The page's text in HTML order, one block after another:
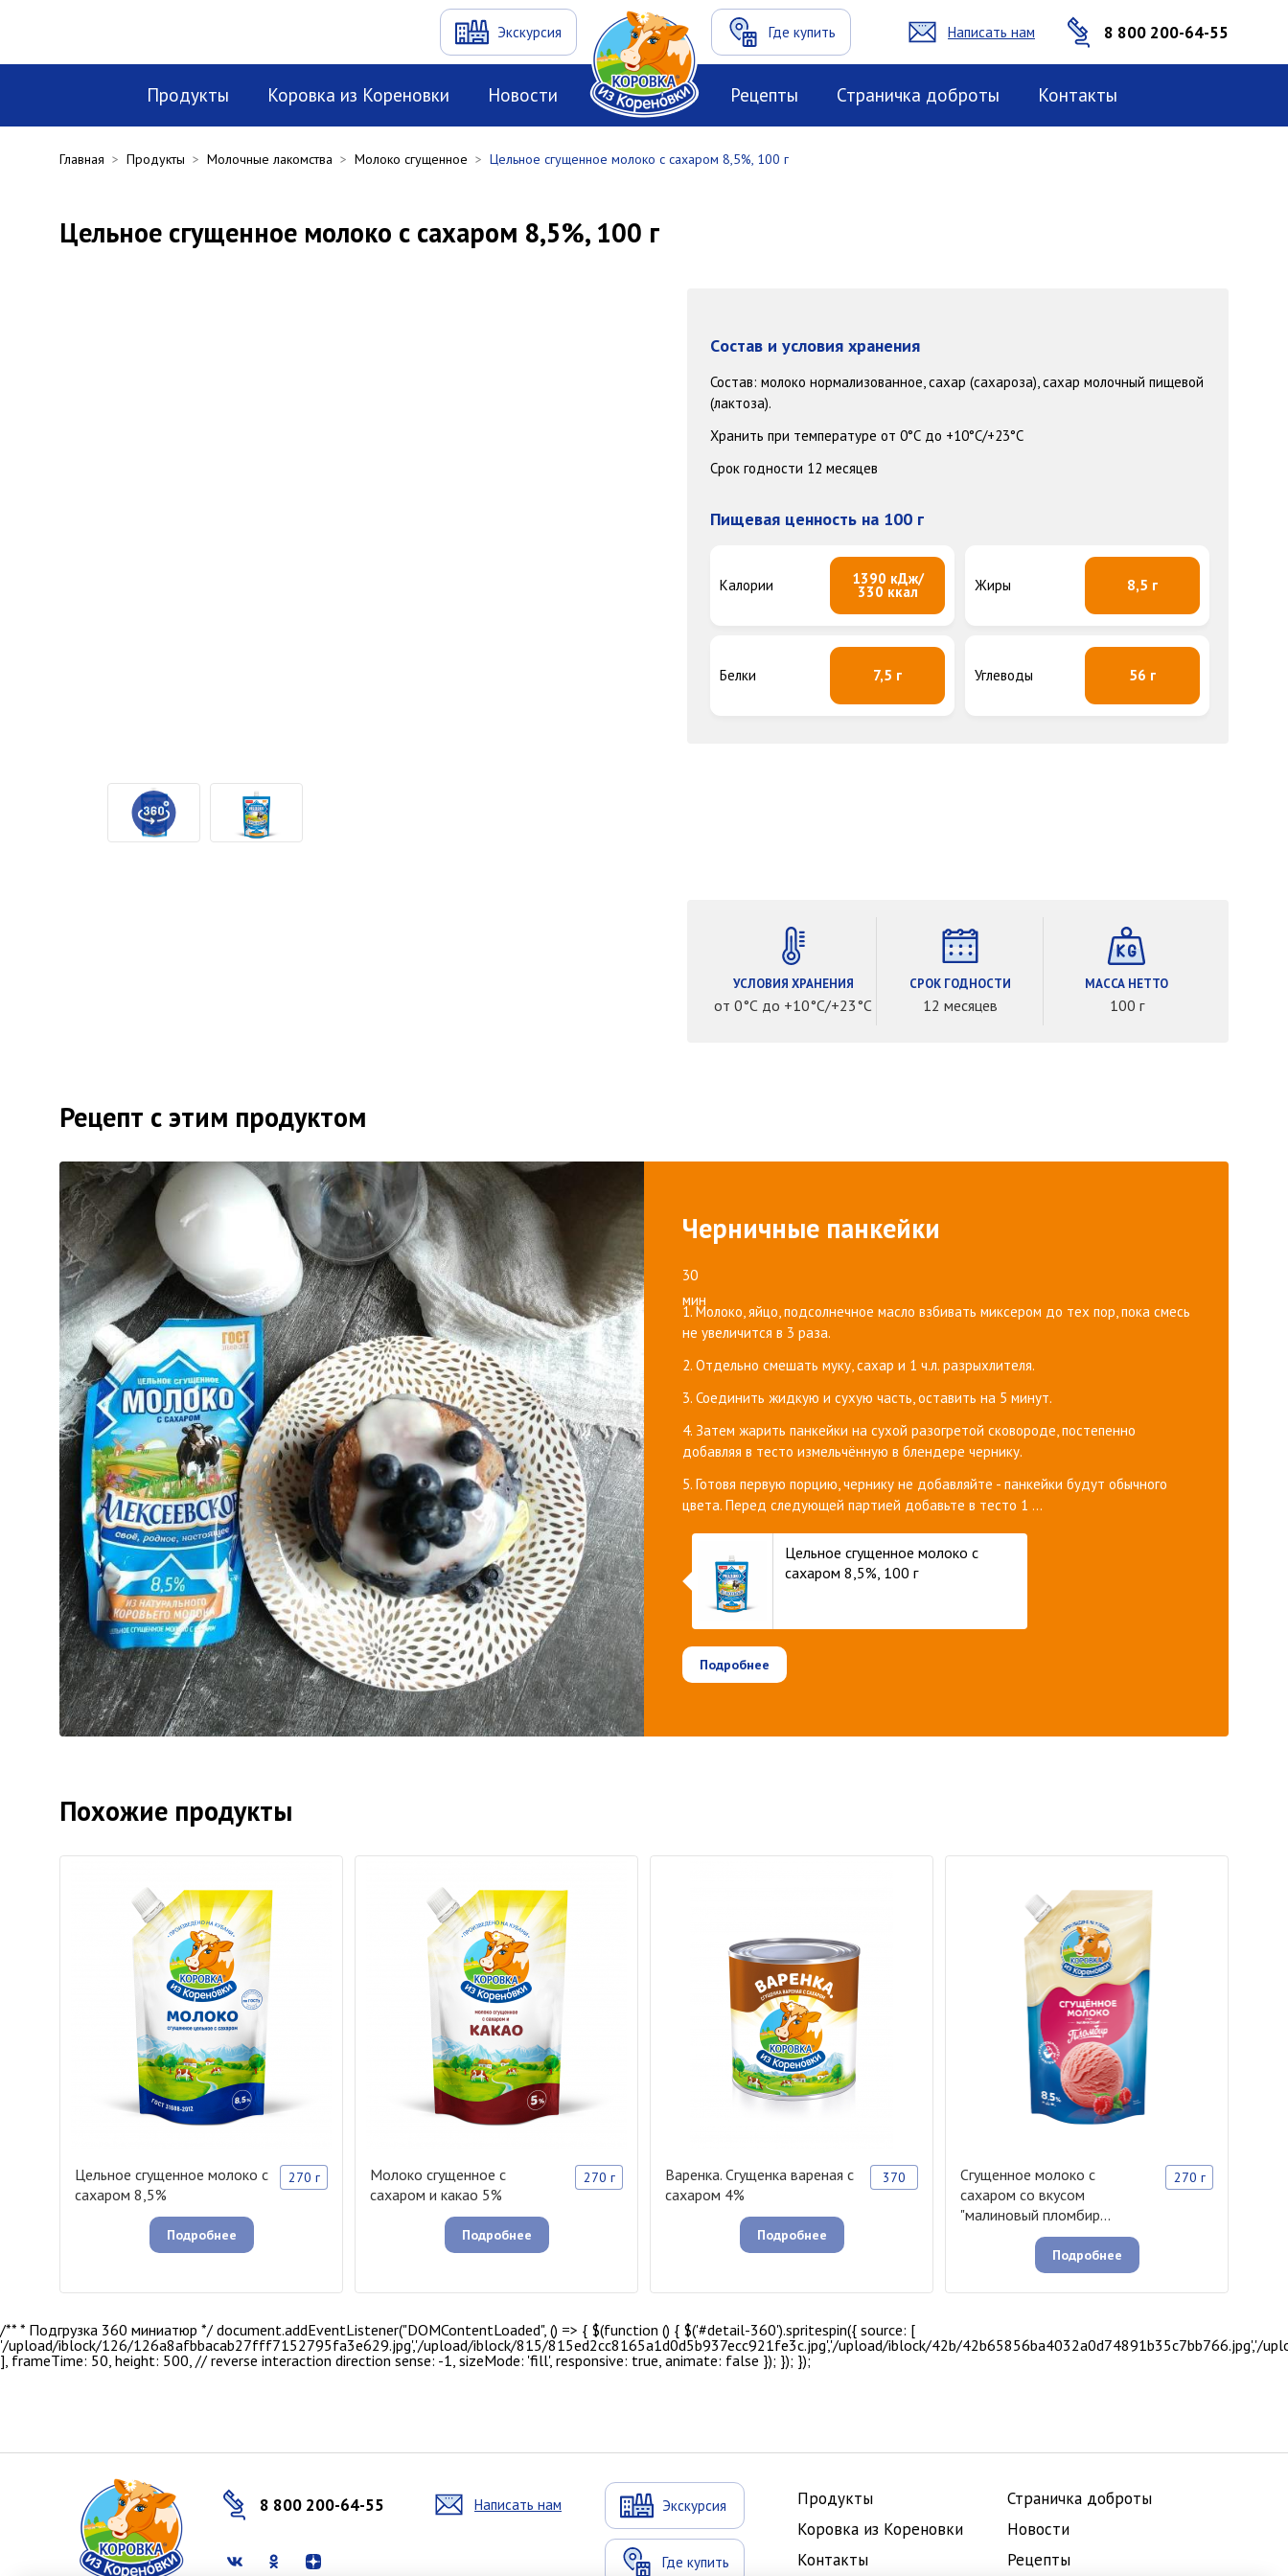
Экскурсия Где купить Написать нам 8 800 200-64-55
Продукты Коровка из Кореновки Новости Рецепты Страничка доброты Контакты
Главная > Продукты > Молочные лакомства > Молоко сгущенное > Цельное сгущенное молоко с сахаром 8,5%, 100 г
Цельное сгущенное молоко с сахаром 8,5%, 100 г
Cостав и условия хранения
Состав: молоко нормализованное, сахар (сахароза), сахар молочный пищевой
(лактоза).
Хранить при температуре от 0°С до +10°С/+23°С
Срок годности 12 месяцев
Пищевая ценность на 100 г
Калории 1390 кДж/
330 ккал Жиры 8,5 г
Белки 7,5 г Углеводы 56 г
УСЛОВИЯ ХРАНЕНИЯ
от 0°С до +10°С/+23°С
СРОК ГОДНОСТИ
12 месяцев
МАССА НЕТТО
100 г
Рецепт с этим продуктом
Черничные панкейки
30
мин
1. Молоко, яйцо, подсолнечное масло взбивать миксером до тех пор, пока смесь
не увеличится в 3 раза.
2. Отдельно смешать муку, сахар и 1 ч.л. разрыхлителя.
3. Соединить жидкую и сухую часть, оставить на 5 минут.
4. Затем жарить панкейки на сухой разогретой сковороде, постепенно
добавляя в тесто измельчённую в блендере чернику.
5. Готовя первую порцию, чернику не добавляйте - панкейки будут обычного
цвета. Перед следующей партией добавьте в тесто 1 ...
Цельное сгущенное молоко с
сахаром 8,5%, 100 г
Подробнее
Похожие продукты
Цельное сгущенное молоко с
сахаром 8,5%
270 г
Подробнее
Молоко сгущенное с
сахаром и какао 5%
270 г
Подробнее
Варенка. Сгущенка вареная с
сахаром 4%
370
Подробнее
Сгущенное молоко с
сахаром со вкусом
"малиновый пломбир...
270 г
Подробнее
/** * Подгрузка 360 миниатюр */ document.addEventListener("DOMContentLoaded", () => { $(function () { $('#detail-360').spritespin({ source: [
'/upload/iblock/126/126a8afbbacab27fff7152795fa3e629.jpg','/upload/iblock/815/815ed2cc8165a1d0d5b937ecc921fe3c.jpg','/upload/iblock/42b/
], frameTime: 50, height: 500, // reverse interaction direction sense: -1, sizeMode: 'fill', responsive: true, animate: false }); }); });
8 800 200-64-55 Написать нам Экскурсия
Где купить
Продукты
Страничка доброты
Коровка из Кореновки
Новости
Контакты
Рецепты